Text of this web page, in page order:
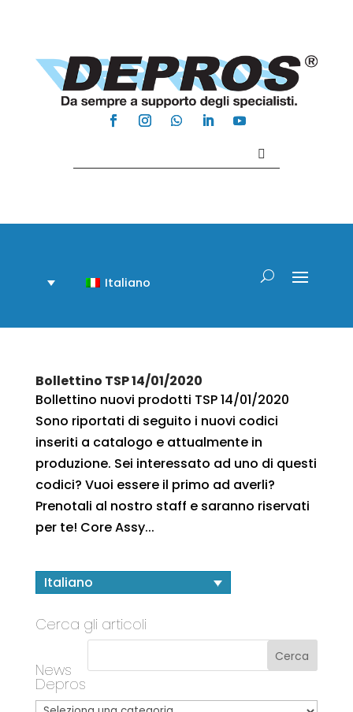
Italiano
Bollettino TSP 14/01/2020
Bollettino nuovi prodotti TSP 14/01/2020
Sono riportati di seguito i nuovi codici
inseriti a catalogo e attualmente in
produzione. Sei interessato ad uno di questi
codici? Vuoi essere il primo ad averli?
Prenotali al nostro staff e saranno riservati
per te! Core Assy...
Italiano
Cerca gli articoli
News
Depros